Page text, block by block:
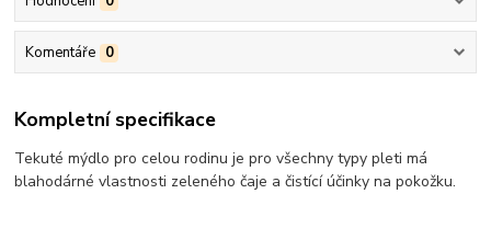
Komentáře 0
Kompletní specifikace
Tekuté mýdlo pro celou rodinu je pro všechny typy pleti má
blahodárné vlastnosti zeleného čaje a čistící účinky na pokožku.